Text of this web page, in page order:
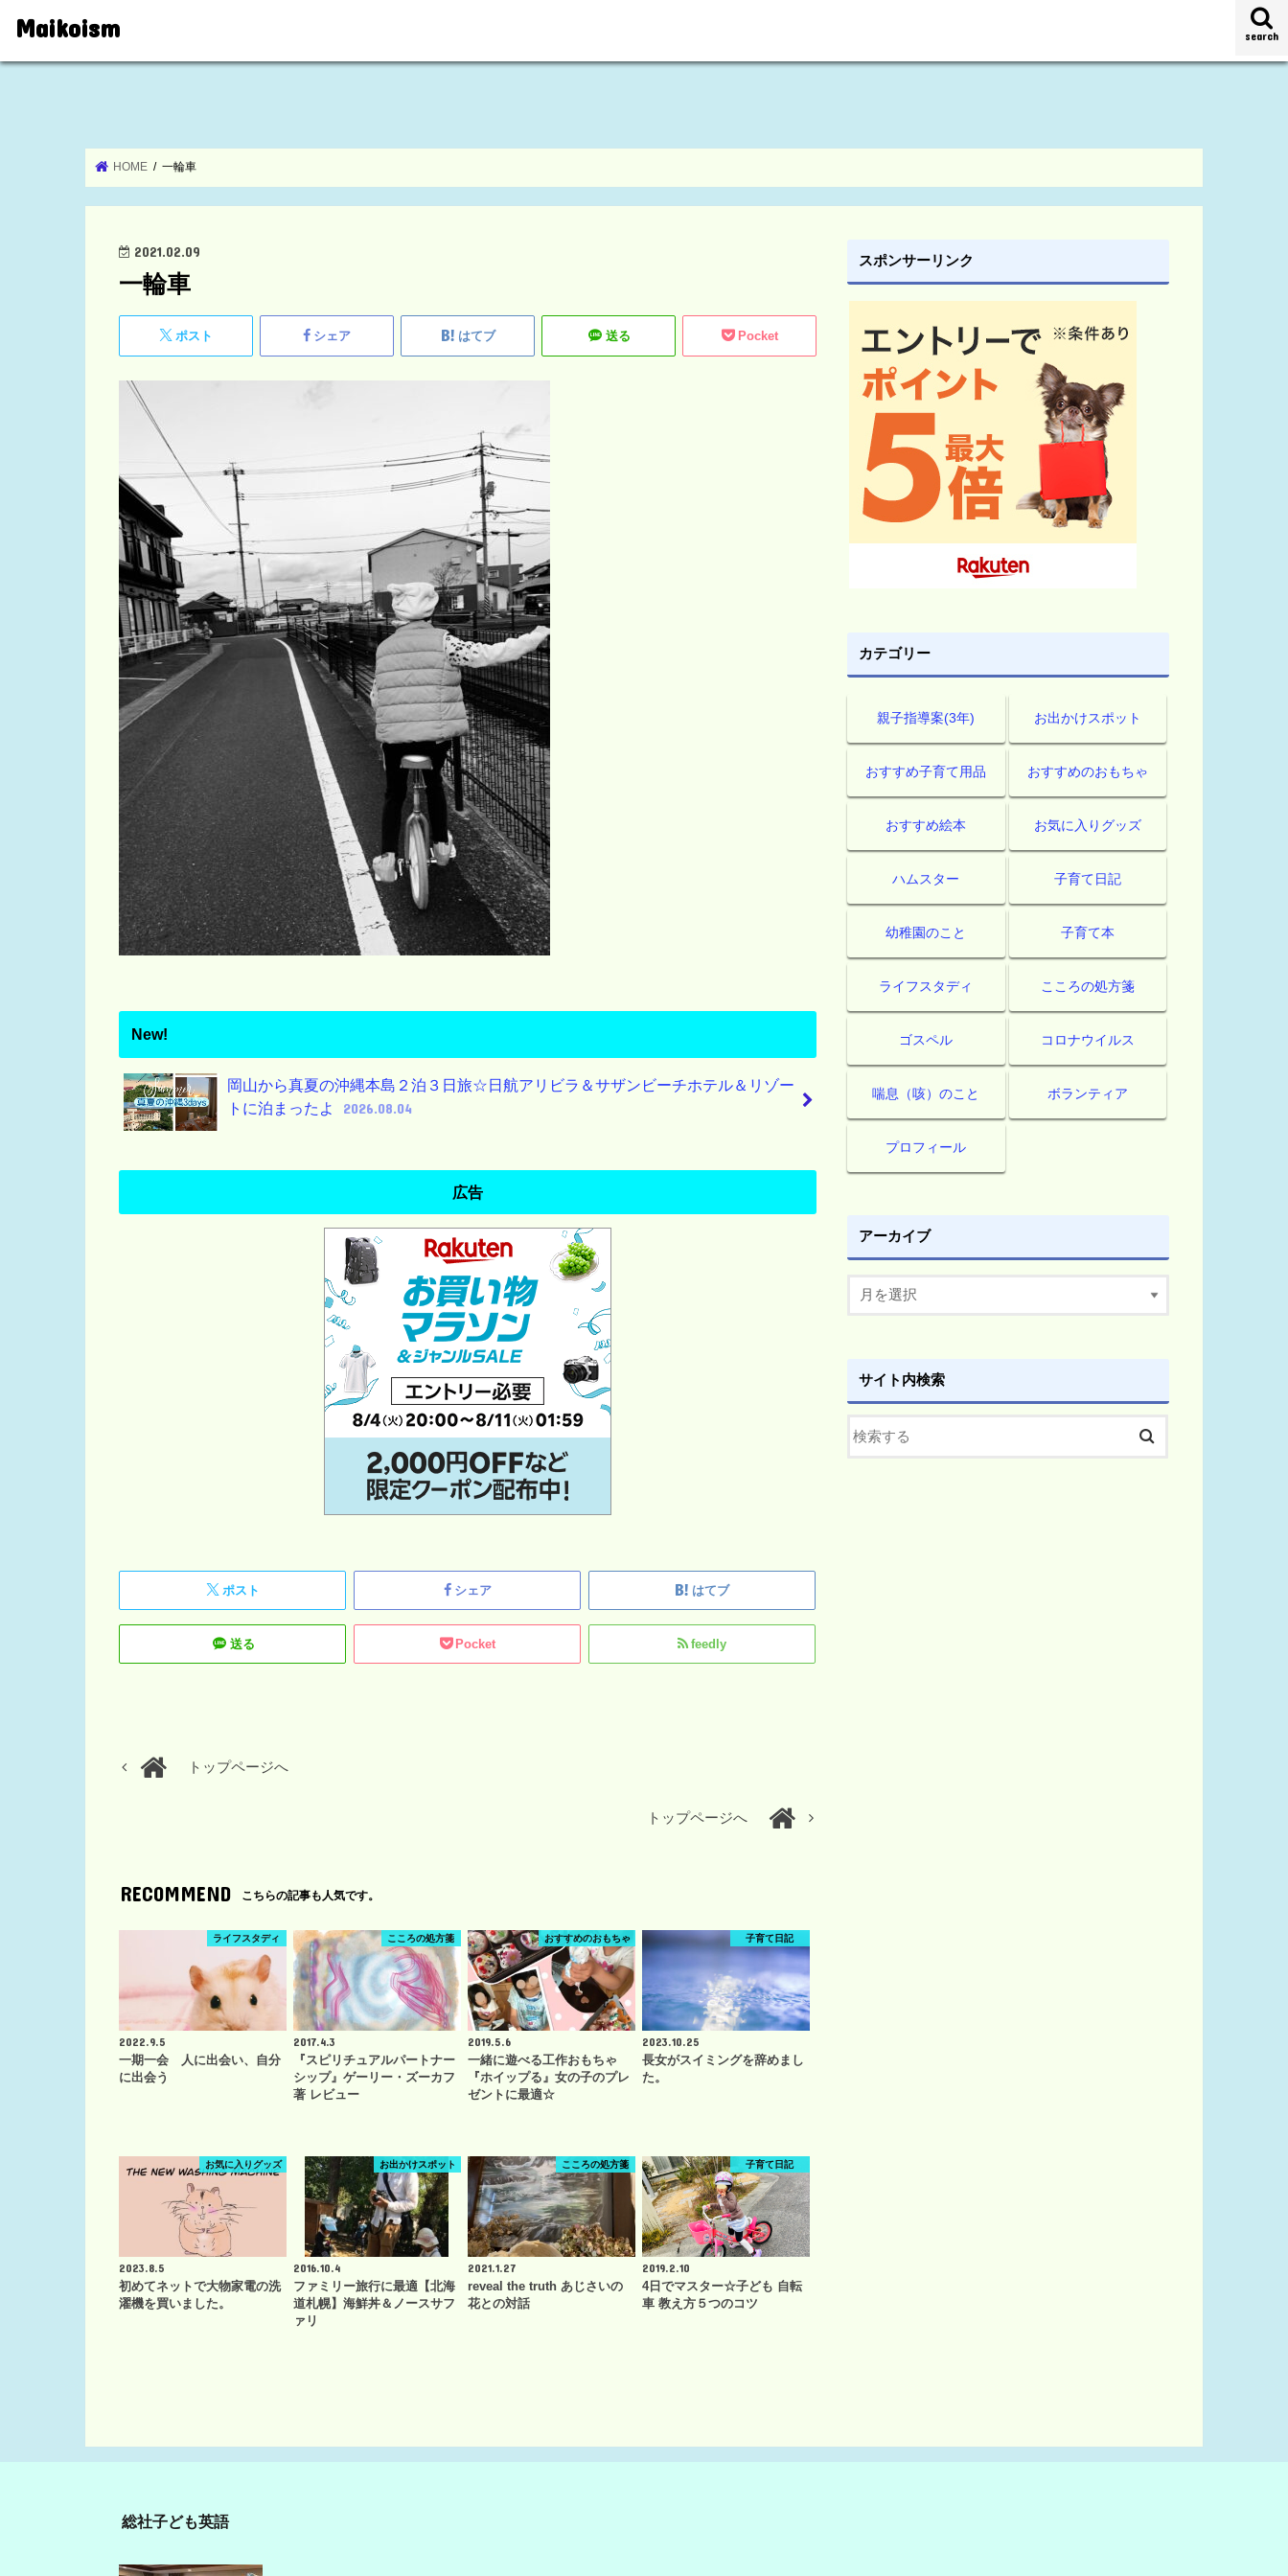
Maikoism search
HOME 一輪車
2021.02.09
一輪車
ポスト シェア はてブ 送る Pocket
New!
岡山から真夏の沖縄本島２泊３日旅☆日航アリビラ＆サザンビーチホテル＆リゾー
トに泊まったよ
2026.08.04
広告
ポスト シェア はてブ
送る Pocket feedly
トップページへ
トップページへ
RECOMMEND こちらの記事も人気です。
ライフスタディ
2022.9.5
一期一会 人に出会い、自分
に出会う
こころの処方箋
2017.4.3
『スピリチュアルパートナー
シップ』ゲーリー・ズーカフ
著 レビュー
おすすめのおもちゃ
2019.5.6
一緒に遊べる工作おもちゃ
『ホイップる』女の子のプレ
ゼントに最適☆
子育て日記
2023.10.25
長女がスイミングを辞めまし
た。
お気に入りグッズ
2023.8.5
初めてネットで大物家電の洗
濯機を買いました。
お出かけスポット
2016.10.4
ファミリー旅行に最適【北海
道札幌】海鮮丼＆ノースサフ
ァリ
こころの処方箋
2021.1.27
reveal the truth あじさいの
花との対話
子育て日記
2019.2.10
4日でマスター☆子ども 自転
車 教え方５つのコツ
スポンサーリンク
カテゴリー
親子指導案(3年) お出かけスポット
おすすめ子育て用品 おすすめのおもちゃ
おすすめ絵本 お気に入りグッズ
ハムスター 子育て日記
幼稚園のこと 子育て本
ライフスタディ こころの処方箋
ゴスペル コロナウイルス
喘息（咳）のこと ボランティア
プロフィール
アーカイブ
サイト内検索
総社子ども英語